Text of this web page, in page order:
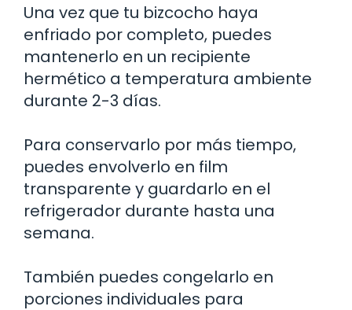
Una vez que tu bizcocho haya
enfriado por completo, puedes
mantenerlo en un recipiente
hermético a temperatura ambiente
durante 2-3 días.
Para conservarlo por más tiempo,
puedes envolverlo en film
transparente y guardarlo en el
refrigerador durante hasta una
semana.
También puedes congelarlo en
porciones individuales para